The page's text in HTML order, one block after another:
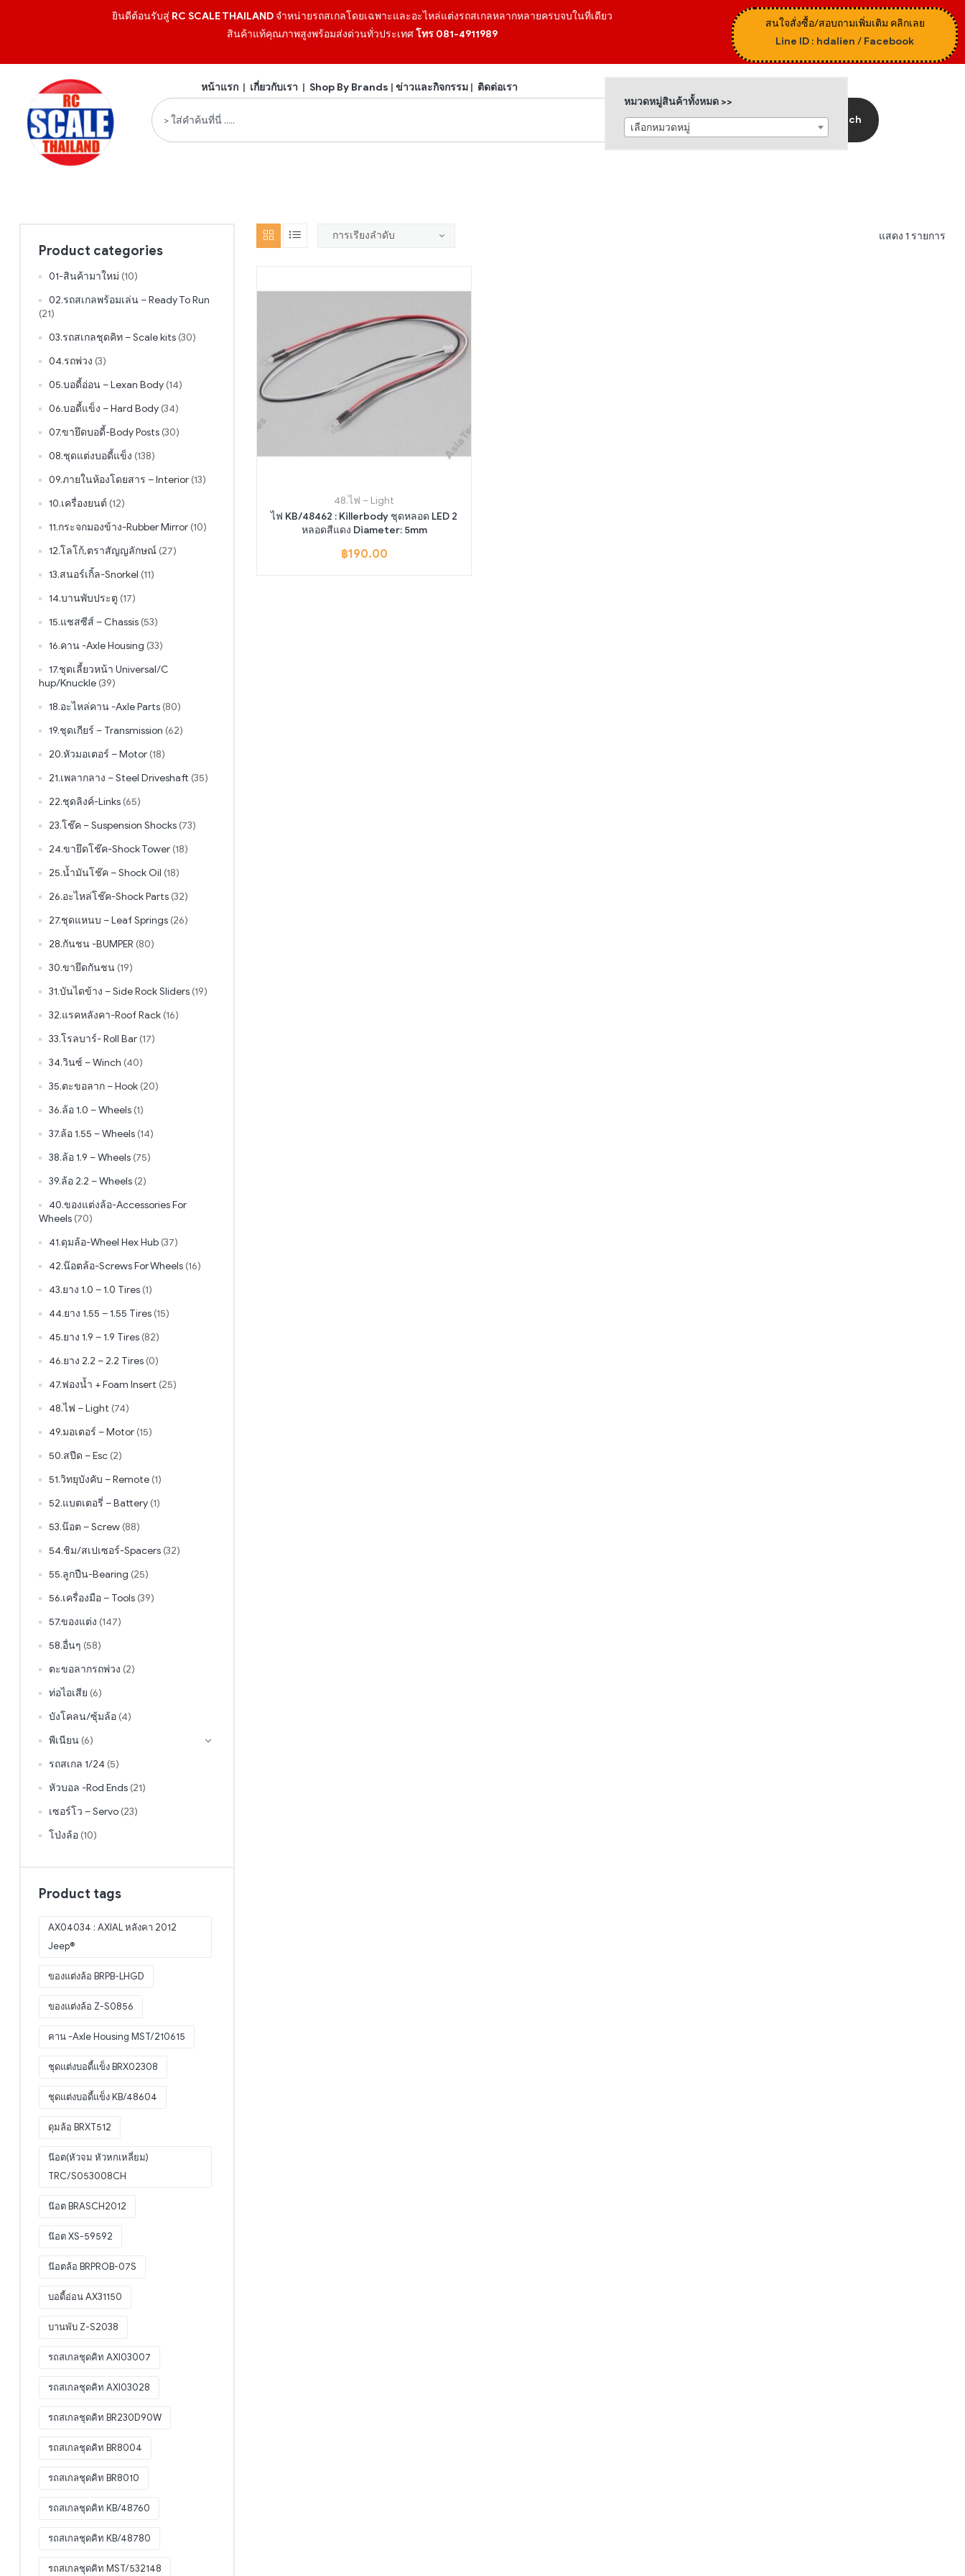
ยินดีต้อนรับสู่ RC SCALE THAILANDจำหน่ายรถสเกลโดยเฉพาะและอะไหล่แต่งรถสเกลหลากหลายครบจบในที่เดียว
สินค้าแท้คุณภาพสูงพร้อมส่งด่วนทั่วประเทศโทร 081-4911989
สนใจสั่งซื้อ/สอบถามเพิ่มเติม คลิกเลย
Line ID : hdalien / Facebook
หน้าแรก| เกี่ยวกับเรา | Shop By Brands | ข่าวและกิจกรรม| ติดต่อเรา
Search
หมวดหมู่สินค้าทั้งหมด >>
เลือกหมวดหมู่
แสดง 1 รายการ
48.ไฟ – Light
ไฟ KB/48462 : Killerbody ชุดหลอด LED 2
หลอดสีแดง Diameter: 5mm
฿190.00
Product categories
01-สินค้ามาใหม่ (10)
02.รถสเกลพร้อมเล่น – Ready To Run
(21)
03.รถสเกลชุดคิท – Scale kits (30)
04.รถพ่วง (3)
05.บอดี้อ่อน – Lexan Body (14)
06.บอดี้แข็ง – Hard Body (34)
07.ขายึดบอดี้-Body Posts (30)
08.ชุดแต่งบอดี้แข็ง (138)
09.ภายในห้องโดยสาร – Interior (13)
10.เครื่องยนต์ (12)
11.กระจกมองข้าง-Rubber Mirror (10)
12.โลโก้,ตราสัญญลักษณ์ (27)
13.สนอร์เกิ้ล-Snorkel (11)
14.บานพับประตู (17)
15.แชสซีส์ – Chassis (53)
16.คาน -Axle Housing (33)
17.ชุดเลี้ยวหน้า Universal/C
hup/Knuckle (39)
18.อะไหล่คาน -Axle Parts (80)
19.ชุดเกียร์ – Transmission (62)
20.หัวมอเตอร์ – Motor (18)
21.เพลากลาง – Steel Driveshaft (35)
22.ชุดลิงค์-Links (65)
23.โช๊ค – Suspension Shocks (73)
24.ขายึดโช๊ค-Shock Tower (18)
25.น้ำมันโช๊ค – Shock Oil (18)
26.อะไหล่โช๊ค-Shock Parts (32)
27.ชุดแหนบ – Leaf Springs (26)
28.กันชน -BUMPER (80)
30.ขายึดกันชน (19)
31.บันไดข้าง – Side Rock Sliders (19)
32.แรคหลังคา-Roof Rack (16)
33.โรลบาร์- Roll Bar (17)
34.วินซ์ – Winch (40)
35.ตะขอลาก – Hook (20)
36.ล้อ 1.0 – Wheels (1)
37.ล้อ 1.55 – Wheels (14)
38.ล้อ 1.9 – Wheels (75)
39.ล้อ 2.2 – Wheels (2)
40.ของแต่งล้อ-Accessories For
Wheels (70)
41.ดุมล้อ-Wheel Hex Hub (37)
42.น๊อตล้อ-Screws For Wheels (16)
43.ยาง 1.0 – 1.0 Tires (1)
44.ยาง 1.55 – 1.55 Tires (15)
45.ยาง 1.9 – 1.9 Tires (82)
46.ยาง 2.2 – 2.2 Tires (0)
47.ฟองน้ำ + Foam Insert (25)
48.ไฟ – Light (74)
49.มอเตอร์ – Motor (15)
50.สปีด – Esc (2)
51.วิทยุบังคับ – Remote (1)
52.แบตเตอรี่ – Battery (1)
53.น๊อต – Screw (88)
54.ชิม/สเปเซอร์-Spacers (32)
55.ลูกปืน-Bearing (25)
56.เครื่องมือ – Tools (39)
57.ของแต่ง (147)
58.อื่นๆ (58)
ตะขอลากรถพ่วง (2)
ท่อไอเสีย (6)
บังโคลน/ซุ้มล้อ (4)
พีเนียน (6)
รถสเกล 1/24 (5)
หัวบอล -Rod Ends (21)
เซอร์โว – Servo (23)
โป่งล้อ (10)
Product tags
AX04034 : AXIAL หลังคา 2012
Jeep®
ของแต่งล้อ BRPB-LHGD
ของแต่งล้อ Z-S0856
คาน -Axle Housing MST/210615
ชุดแต่งบอดี้แข็ง BRX02308
ชุดแต่งบอดี้แข็ง KB/48604
ดุมล้อ BRXT512
น๊อต(หัวจม หัวหกเหลี่ยม)
TRC/S053008CH
น๊อต BRASCH2012
น๊อต XS-59592
น๊อตล้อ BRPROB-07S
บอดี้อ่อน AX31150
บานพับ Z-S2038
รถสเกลชุดคิท AXI03007
รถสเกลชุดคิท AXI03028
รถสเกลชุดคิท BR230D90W
รถสเกลชุดคิท BR8004
รถสเกลชุดคิท BR8010
รถสเกลชุดคิท KB/48760
รถสเกลชุดคิท KB/48780
รถสเกลชุดคิท MST/532148